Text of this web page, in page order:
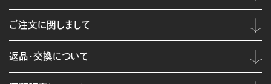
ご注文に関しまして
返品・交換について